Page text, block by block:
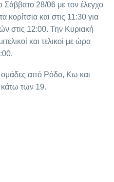
Σάββατο 28/06 με τον έλεγχο
κορίτσια και στις 11:30 για
στις 12:00. Την Κυριακή
και τελικοί με ώρα
ομάδες από Ρόδο, Κω και
κάτω των 19.